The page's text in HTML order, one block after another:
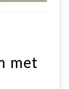
met